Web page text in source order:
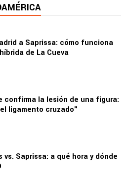
a Saprissa: cómo funciona
de La Cueva
confirma la lesión de una figura:
ligamento cruzado"
vs. Saprissa: a qué hora y dónde